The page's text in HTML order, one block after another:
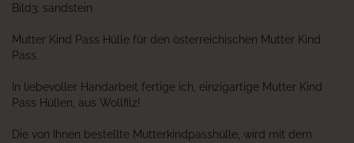
Bild3: sandstein
Mutter Kind Pass Hülle für den österreichischen Mutter Kind
Pass.
In liebevoller Handarbeit fertige ich, einzigartige Mutter Kind
Pass Hüllen, aus Wollfilz!
Die von Ihnen bestellte Mutterkindpasshülle, wird mit dem